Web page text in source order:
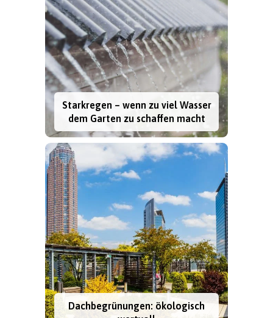
Starkregen – wenn zu viel Wasser
dem Garten zu schaffen macht
Dachbegrünungen: ökologisch